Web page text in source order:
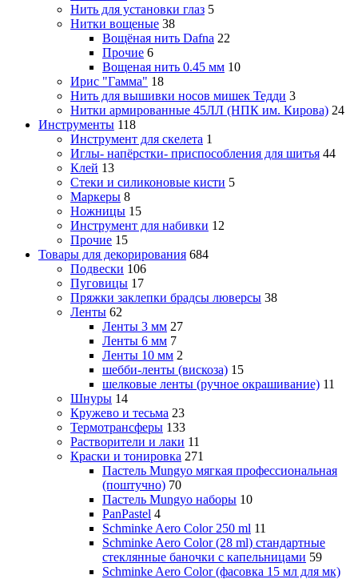
Нить для установки глаз 5
Нитки вощеные 38
Вощёная нить Dafna 22
Прочие 6
Вощеная нить 0.45 мм 10
Ирис "Гамма" 18
Нить для вышивки носов мишек Тедди 3
Нитки армированные 45ЛЛ (НПК им. Кирова) 24
Инструменты 118
Инструмент для скелета 1
Иглы- напёрстки- приспособления для шитья 44
Клей 13
Стеки и силиконовые кисти 5
Маркеры 8
Ножницы 15
Инструмент для набивки 12
Прочие 15
Товары для декорирования 684
Подвески 106
Пуговицы 17
Пряжки заклепки брадсы люверсы 38
Ленты 62
Ленты 3 мм 27
Ленты 6 мм 7
Ленты 10 мм 2
шебби-ленты (вискоза) 15
шелковые ленты (ручное окрашивание) 11
Шнуры 14
Кружево и тесьма 23
Термотрансферы 133
Растворители и лаки 11
Краски и тонировка 271
Пастель Mungyo мягкая профессиональная
(поштучно) 70
Пастель Mungyo наборы 10
PanPastel 4
Schminke Aero Color 250 ml 11
Schminke Aero Color (28 ml) стандартные
стеклянные баночки с капельницами 59
Schminke Aero Color (фасовка 15 мл для мк)